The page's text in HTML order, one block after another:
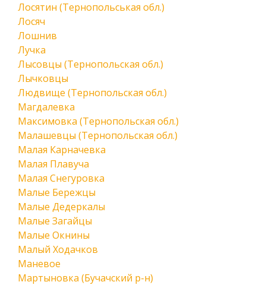
Лосятин (Тернопольськая обл.)
Лосяч
Лошнив
Лучка
Лысовцы (Тернопольская обл.)
Лычковцы
Людвище (Тернопольская обл.)
Магдалевка
Максимовка (Тернопольская обл.)
Малашевцы (Тернопольская обл.)
Малая Карначевка
Малая Плавуча
Малая Снегуровка
Малые Бережцы
Малые Дедеркалы
Малые Загайцы
Малые Окнины
Малый Ходачков
Маневое
Мартыновка (Бучачский р-н)